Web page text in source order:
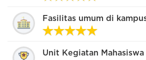
Fasilitas umum di
Unit Kegiatan Mahasiswa